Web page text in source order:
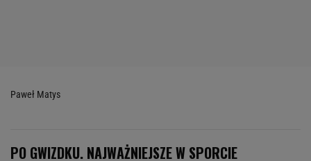
Paweł Matys